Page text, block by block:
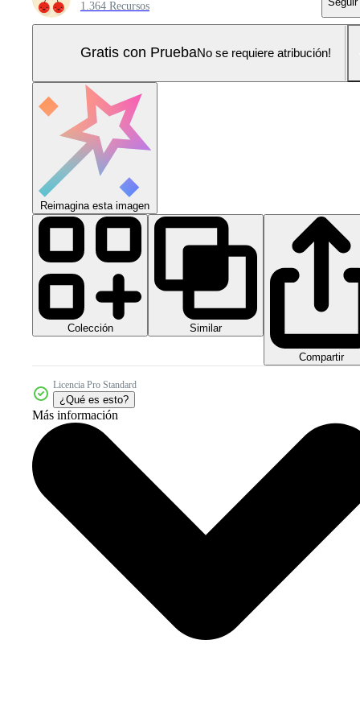
1.364 Recursos
Gratis con PruebaNo se requiere atribución!
Reimagina esta imagen
Colección Similar
Compartir
Licencia Pro Standard
¿Qué es esto?
Más información